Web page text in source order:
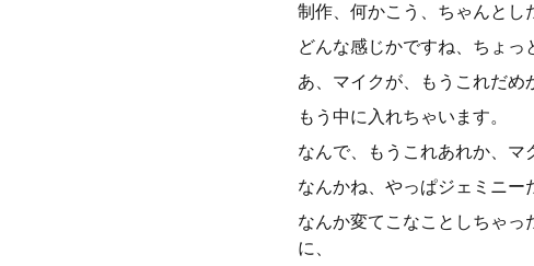
制作、何かこう、ちゃんとし
どんな感じかですね、ちょっ
あ、マイクが、もうこれだめ
もう中に入れちゃいます。
なんで、もうこれあれか、マ
なんかね、やっぱジェミニー
なんか変てこなことしちゃ
に、